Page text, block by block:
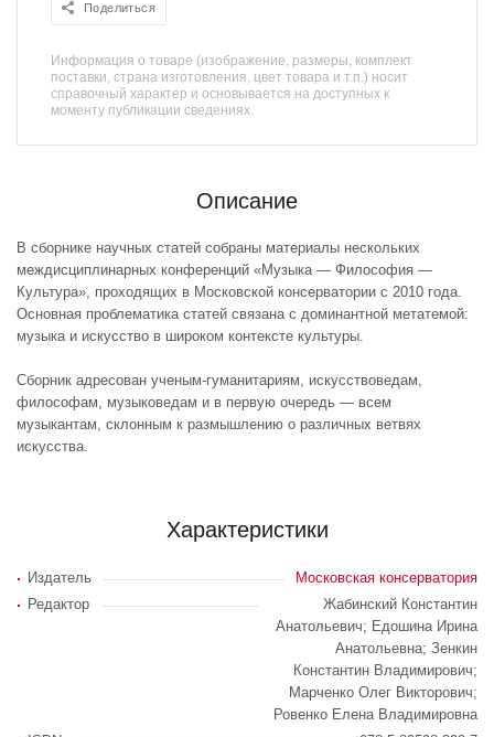
Поделиться
Информация о товаре (изображение, размеры, комплект
поставки, страна изготовления, цвет товара и т.п.) носит
справочный характер и основывается на доступных к
моменту публикации сведениях.
Описание
В сборнике научных статей собраны материалы нескольких
междисциплинарных конференций «Музыка — Философия —
Культура», проходящих в Московской консерватории с 2010 года.
Основная проблематика статей связана с доминантной метатемой:
музыка и искусство в широком контексте культуры.
Сборник адресован ученым-гуманитариям, искусствоведам,
философам, музыковедам и в первую очередь — всем
музыкантам, склонным к размышлению о различных ветвях
искусства.
Характеристики
Издатель
Московская консерватория
Редактор
Жабинский Константин
Анатольевич; Едошина Ирина
Анатольевна; Зенкин
Константин Владимирович;
Марченко Олег Викторович;
Ровенко Елена Владимировна